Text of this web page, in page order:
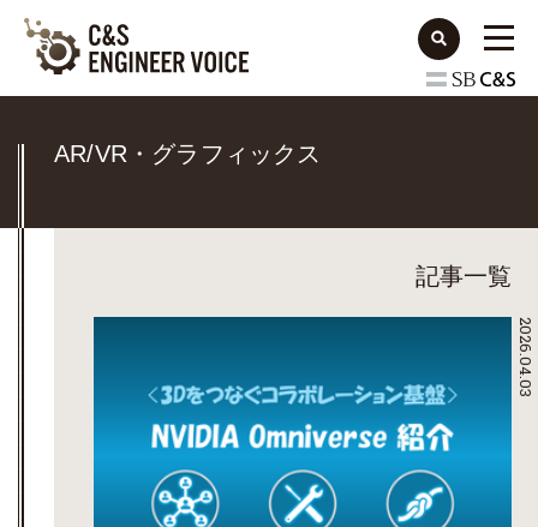
AR/VR・グラフィックス
記事一覧
2026.04.03